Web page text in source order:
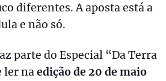
diferentes. A aposta está a
e não só.
parte do Especial “Da Terra
ler naedição de 20 de maio